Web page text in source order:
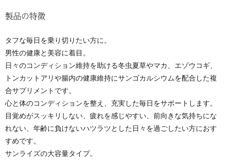
製品の特徴
タフな毎日を乗り切りたい方に。
男性の健康と美容に着目。
日々のコンディション維持を助ける冬虫夏草やマカ、エゾウコギ、
トンカットアリや腸内の健康維持にサンゴカルシウムを配合した複
合サプリメントです。
心と体のコンディションを整え、充実した毎日をサポートします。
目覚めがスッキリしない、疲れを感じやすい、前向きな気持ちにな
れない、年齢に負けないハツラツとした日々を過ごしたい方におす
すめです。
サンライズの大容量タイプ。